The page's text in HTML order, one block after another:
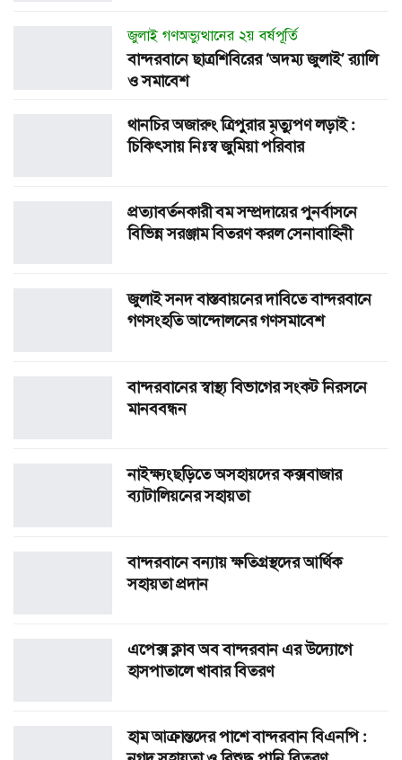
জুলাই গণঅভ্যুত্থানের ২য় বর্ষপূর্তি
বান্দরবানে ছাত্রশিবিরের ‘অদম্য জুলাই’ র‌্যালি
ও সমাবেশ
থানচির অজারুং ত্রিপুরার মৃত্যুপণ লড়াই :
চিকিৎসায় নিঃস্ব জুমিয়া পরিবার
প্রত্যাবর্তনকারী বম সম্প্রদায়ের পুনর্বাসনে
বিভিন্ন সরঞ্জাম বিতরণ করল সেনাবাহিনী
জুলাই সনদ বাস্তবায়নের দাবিতে বান্দরবানে
গণসংহতি আন্দোলনের গণসমাবেশ
বান্দরবানের স্বাস্থ্য বিভাগের সংকট নিরসনে
মানববন্ধন
নাইক্ষ্যংছড়িতে অসহায়দের কক্সবাজার
ব্যাটালিয়নের সহায়তা
বান্দরবানে বন্যায় ক্ষতিগ্রস্থদের আর্থিক
সহায়তা প্রদান
এপেক্স ক্লাব অব বান্দরবান এর উদ্যোগে
হাসপাতালে খাবার বিতরণ
হাম আক্রান্তদের পাশে বান্দরবান বিএনপি :